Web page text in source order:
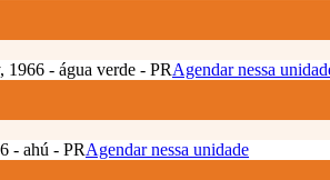
1966 - água verde - PRAgendar nessa
- ahú - PRAgendar nessa unidade